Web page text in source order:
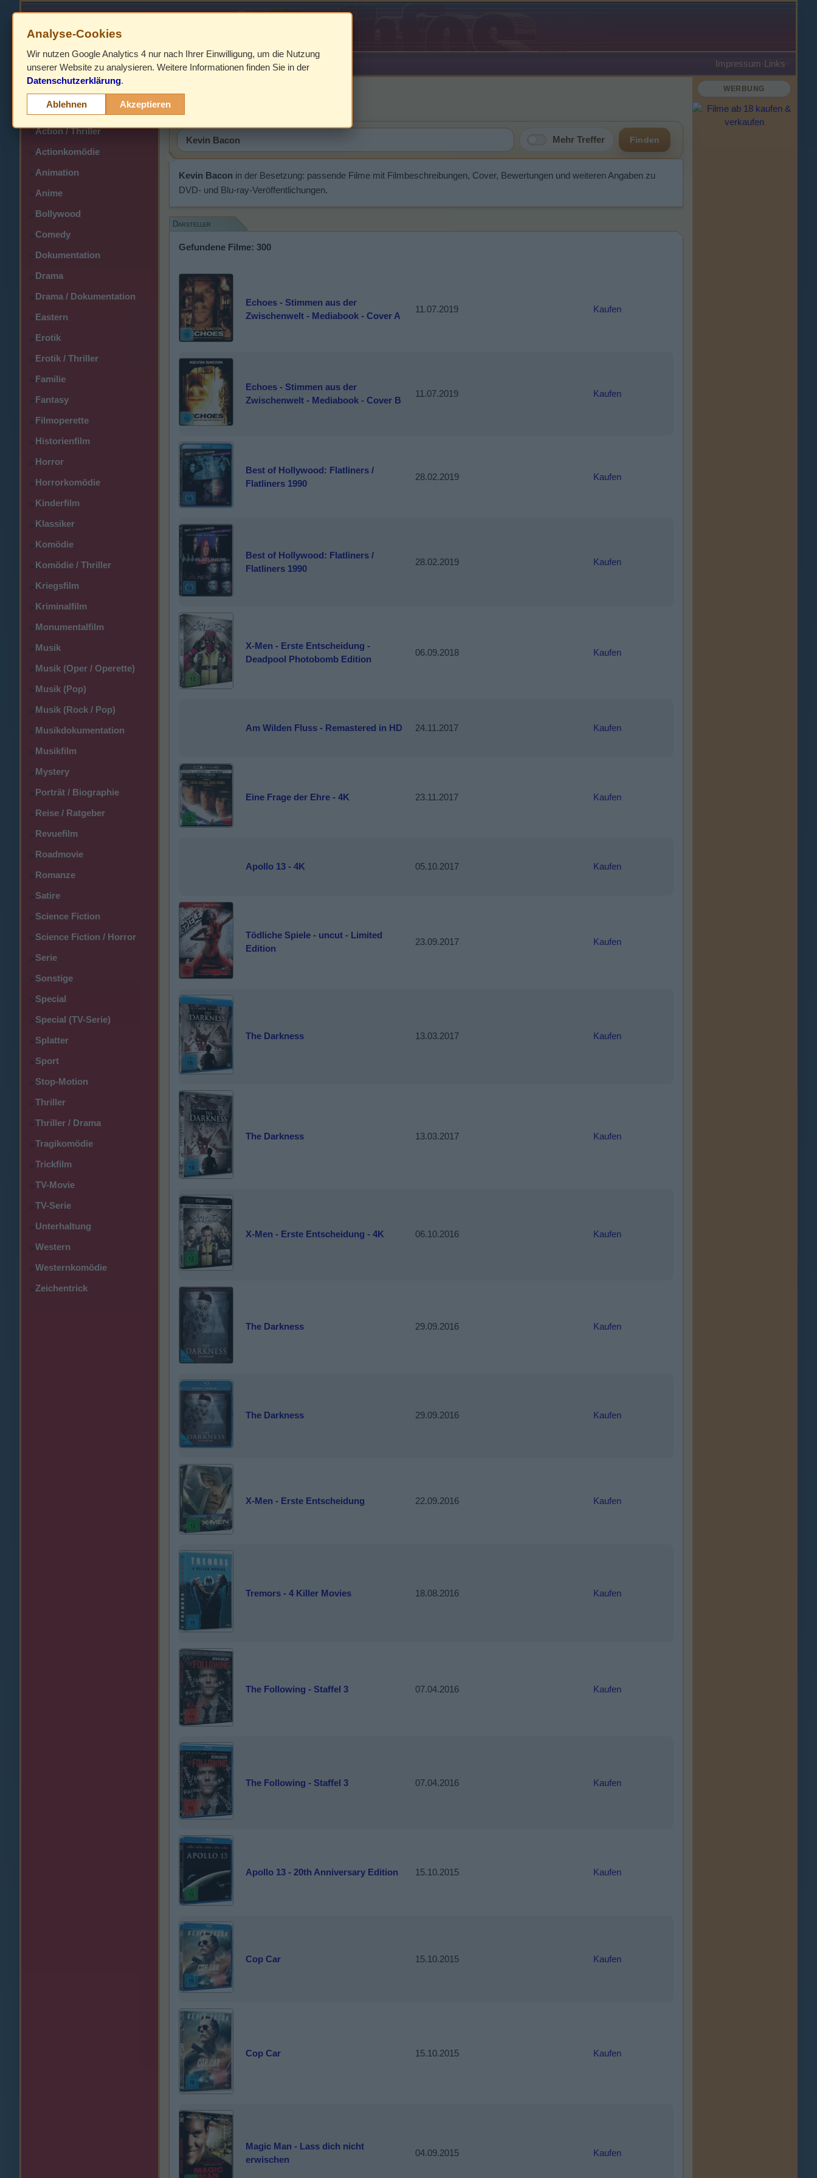
HOME Impressum ·Links·
>
> Action
>Action / Thriller
>Actionkomödie
>Animation
>Anime
>Bollywood
>Comedy
>Dokumentation
>Drama
>Drama / Dokumentation
>Eastern
>Erotik
>Erotik / Thriller
>Familie
>Fantasy
>Filmoperette
>Historienfilm
>Horror
>Horrorkomödie
>Kinderfilm
>Klassiker
>Komödie
>Komödie / Thriller
>Kriegsfilm
>Kriminalfilm
>Monumentalfilm
>Musik
>Musik (Oper / Operette)
>Musik (Pop)
>Musik (Rock / Pop)
>Musikdokumentation
>Musikfilm
>Mystery
>Porträt / Biographie
>Reise / Ratgeber
>Revuefilm
>Roadmovie
>Romanze
>Satire
>Science Fiction
>Science Fiction / Horror
>Serie
>Sonstige
>Special
>Special (TV-Serie)
>Splatter
>Sport
>Stop-Motion
>Thriller
>Thriller / Drama
>Tragikomödie
>Trickfilm
>TV-Movie
>TV-Serie
>Unterhaltung
>Western
>Westernkomödie
>Zeichentrick
Kevin Bacon
Mehr Treffer Finden
Kevin Bacon in der Besetzung: passende Filme mit Filmbeschreibungen, Cover, Bewertungen und weiteren Angaben zu
DVD- und Blu-ray-Veröffentlichungen.
Darsteller
Gefundene Filme: 300
Echoes - Stimmen aus der
Zwischenwelt - Mediabook - Cover A
11.07.2019 Kaufen
Echoes - Stimmen aus der
Zwischenwelt - Mediabook - Cover B
11.07.2019 Kaufen
Best of Hollywood: Flatliners /
Flatliners 1990
28.02.2019 Kaufen
Best of Hollywood: Flatliners /
Flatliners 1990
28.02.2019 Kaufen
X-Men - Erste Entscheidung -
Deadpool Photobomb Edition
06.09.2018 Kaufen
Am Wilden Fluss - Remastered in HD 24.11.2017 Kaufen
Eine Frage der Ehre - 4K 23.11.2017 Kaufen
Apollo 13 - 4K 05.10.2017 Kaufen
Tödliche Spiele - uncut - Limited
Edition
23.09.2017 Kaufen
The Darkness 13.03.2017 Kaufen
The Darkness 13.03.2017 Kaufen
X-Men - Erste Entscheidung - 4K 06.10.2016 Kaufen
The Darkness 29.09.2016 Kaufen
The Darkness 29.09.2016 Kaufen
X-Men - Erste Entscheidung 22.09.2016 Kaufen
Tremors - 4 Killer Movies 18.08.2016 Kaufen
The Following - Staffel 3 07.04.2016 Kaufen
The Following - Staffel 3 07.04.2016 Kaufen
Apollo 13 - 20th Anniversary Edition 15.10.2015 Kaufen
Cop Car 15.10.2015 Kaufen
Cop Car 15.10.2015 Kaufen
Magic Man - Lass dich nicht
erwischen
04.09.2015 Kaufen
WERBUNG
Analyse-Cookies
Wir nutzen Google Analytics 4 nur nach Ihrer Einwilligung, um die Nutzung
unserer Website zu analysieren. Weitere Informationen finden Sie in der
Datenschutzerklärung.
Ablehnen Akzeptieren